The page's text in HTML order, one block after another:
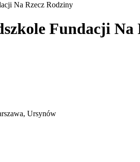
Na Rzecz Rodziny
Fundacji Na
Ursynów